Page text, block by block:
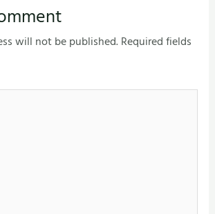
will not be published.Required fields